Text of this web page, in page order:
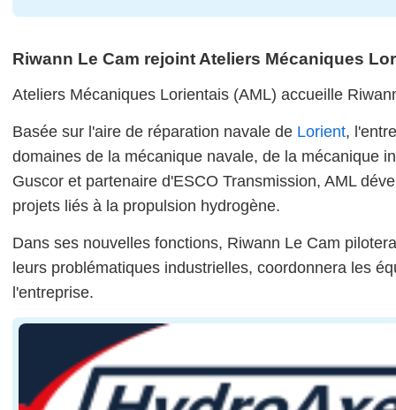
Riwann Le Cam rejoint Ateliers Mécaniques
Ateliers Mécaniques Lorientais (AML) accueille
Basée sur l'aire de réparation navale de Lorient,
domaines de la mécanique navale, de la mécanique
Guscor et partenaire d'ESCO Transmission, AML
projets liés à la propulsion hydrogène.
Dans ses nouvelles fonctions, Riwann Le Cam
leurs problématiques industrielles, coordonnera les
l'entreprise.